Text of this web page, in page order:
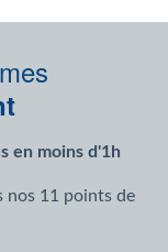
en moins d'1h
nos 11 points de